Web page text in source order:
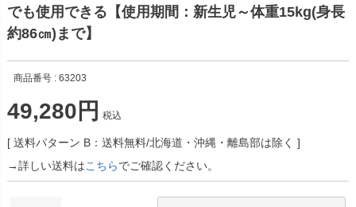
でも使用できる【使用期間：新生児～体重15kg(身長
約86㎝)まで】
商品番号 63203
49,280 税込
送料パターン B：送料無料/北海道・沖縄・離島部は除く
→詳しい送料はこちらでご確認ください。